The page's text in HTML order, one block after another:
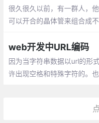
很久很久以前，有一群人，
可以开合的晶体管来组合成
是好的，于是他们把这称为”
来，他们又做了一些可以处
器，机器开动了
web开发中URL编码
因为当字符串数据以url的形
许出现空格和特殊字符的。